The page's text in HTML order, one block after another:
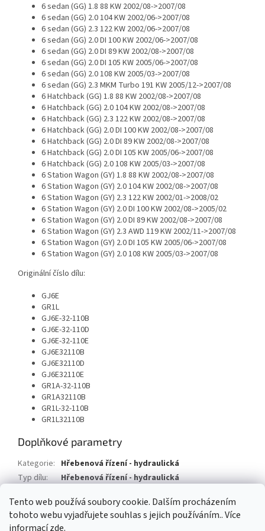
Tento web používá soubory cookie. Dalším procházením
tohoto webu vyjadřujete souhlas s jejich používáním.. Více
informacízde.
6 sedan (GG) 1.8 88 KW 2002/08->2007/08
6 sedan (GG) 2.0 104 KW 2002/06->2007/08
6 sedan (GG) 2.3 122 KW 2002/06->2007/08
6 sedan (GG) 2.0 DI 100 KW 2002/06->2007/08
6 sedan (GG) 2.0 DI 89 KW 2002/08->2007/08
6 sedan (GG) 2.0 DI 105 KW 2005/06->2007/08
6 sedan (GG) 2.0 108 KW 2005/03->2007/08
6 sedan (GG) 2.3 MKM Turbo 191 KW 2005/12->2007/08
6 Hatchback (GG) 1.8 88 KW 2002/08->2007/08
6 Hatchback (GG) 2.0 104 KW 2002/08->2007/08
6 Hatchback (GG) 2.3 122 KW 2002/08->2007/08
6 Hatchback (GG) 2.0 DI 100 KW 2002/08->2007/08
6 Hatchback (GG) 2.0 DI 89 KW 2002/08->2007/08
6 Hatchback (GG) 2.0 DI 105 KW 2005/06->2007/08
6 Hatchback (GG) 2.0 108 KW 2005/03->2007/08
6 Station Wagon (GY) 1.8 88 KW 2002/08->2007/08
6 Station Wagon (GY) 2.0 104 KW 2002/08->2007/08
6 Station Wagon (GY) 2.3 122 KW 2002/01->2008/02
6 Station Wagon (GY) 2.0 DI 100 KW 2002/08->2005/02
6 Station Wagon (GY) 2.0 DI 89 KW 2002/08->2007/08
6 Station Wagon (GY) 2.3 AWD 119 KW 2002/11->2007/08
6 Station Wagon (GY) 2.0 DI 105 KW 2005/06->2007/08
6 Station Wagon (GY) 2.0 108 KW 2005/03->2007/08
Originální číslo dílu:
GJ6E
GR1L
GJ6E-32-110B
GJ6E-32-110D
GJ6E-32-110E
GJ6E32110B
GJ6E32110D
GJ6E32110E
GR1A-32-110B
GR1A32110B
GR1L-32-110B
GR1L32110B
Doplňkové parametry
Kategorie: Hřebenová řízení - hydraulická
Typ dílu:
Hřebenová řízení - hydraulická